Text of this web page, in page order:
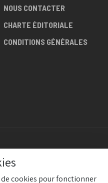
NOUS CONTACTER
CHARTE ÉDITORIALE
CONDITIONS GÉNÉRALES
cookies pour fonctionner